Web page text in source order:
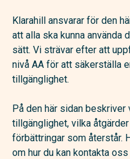
Klarahill ansvarar för den
att alla ska kunna använda
sätt. Vi strävar efter att
nivå AA för att säkerställa
tillgänglighet.
På den här sidan beskriver
tillgänglighet, vilka
förbättringar som återstår.
om hur du kan kontakta